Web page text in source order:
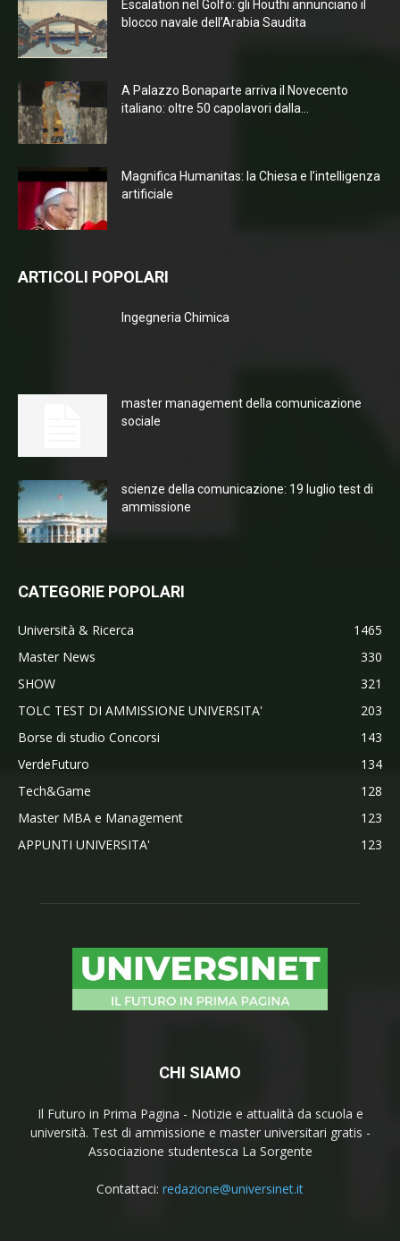
Escalation nel Golfo: gli Houthi annunciano il
blocco navale dell’Arabia Saudita
A Palazzo Bonaparte arriva il Novecento
italiano: oltre 50 capolavori dalla...
Magnifica Humanitas: la Chiesa e l’intelligenza
artificiale
ARTICOLI POPOLARI
Ingegneria Chimica
master management della comunicazione
sociale
scienze della comunicazione: 19 luglio test di
ammissione
CATEGORIE POPOLARI
Università & Ricerca
1465
Master News
330
SHOW
321
TOLC TEST DI AMMISSIONE UNIVERSITA'
203
Borse di studio Concorsi
143
VerdeFuturo
134
Tech&Game
128
Master MBA e Management
123
APPUNTI UNIVERSITA'
123
CHI SIAMO
Il Futuro in Prima Pagina - Notizie e attualità da scuola e
università. Test di ammissione e master universitari gratis -
Associazione studentesca La Sorgente
Contattaci: redazione@universinet.it